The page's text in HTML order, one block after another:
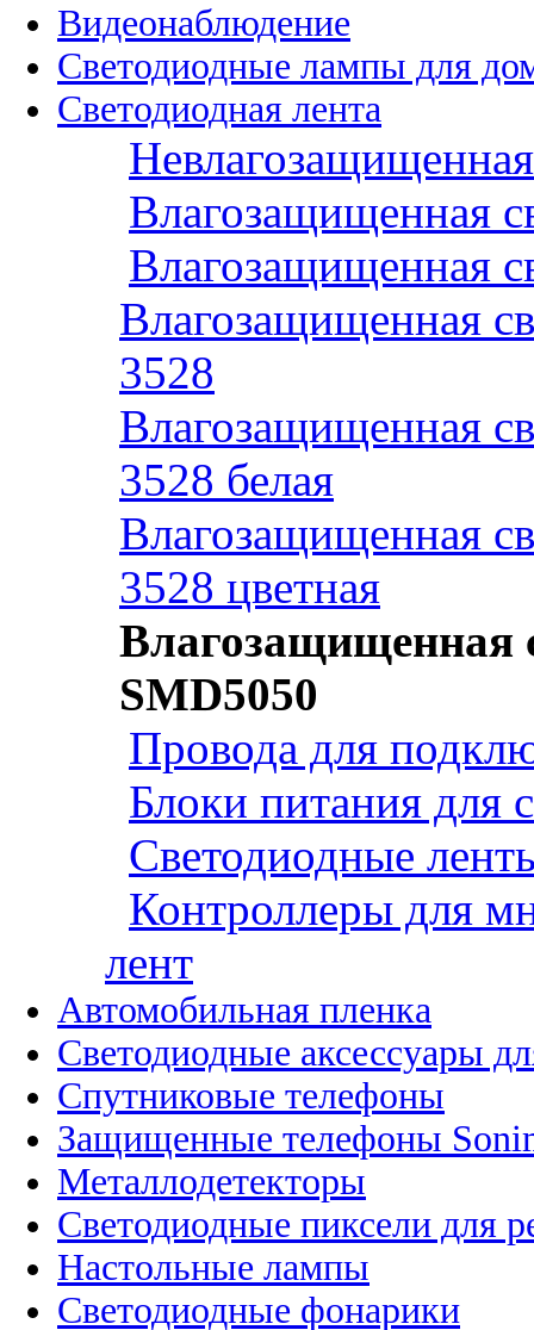
Видеонаблюдение
Светодиодные лампы для
Светодиодная лента
Влагозащищенная
Влагозащищенная
Влагозащищенная
3528
Влагозащищенная
3528 белая
Влагозащищенная
3528 цветная
Влагозащищенная
SMD5050
Провода для
Блоки питания для
Светодиодные
Контроллеры для
лент
Автомобильная пленка
Светодиодные аксессуары
Спутниковые телефоны
Защищенные телефоны
Металлодетекторы
Светодиодные пиксели для
Настольные лампы
Светодиодные фонарики